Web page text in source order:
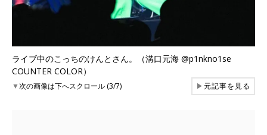
ライブ中のこっちのけんとさん。（溝口元海 @p1nkno1se
COUNTER COLOR）
▼次の画像は下へスクロール (3/7) ▶元記事を見る